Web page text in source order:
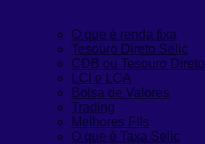
O que é renda fixa
Tesouro Direto Selic
CDB ou Tesouro Direto
LCI e LCA
Bolsa de Valores
Trading
Melhores FIIs
O que é Taxa Selic